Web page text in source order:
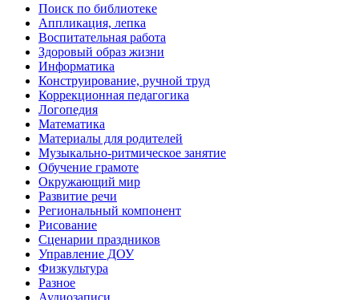
Поиск по библиотеке
Аппликация, лепка
Воспитательная работа
Здоровый образ жизни
Информатика
Конструирование, ручной труд
Коррекционная педагогика
Логопедия
Математика
Материалы для родителей
Музыкально-ритмическое занятие
Обучение грамоте
Окружающий мир
Развитие речи
Региональный компонент
Рисование
Сценарии праздников
Управление ДОУ
Физкультура
Разное
Аудиозаписи